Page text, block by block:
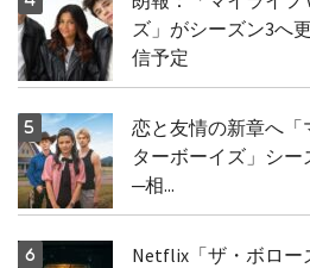
ズ」がシーズン3へ
信予定
恋と友情の新章へ
ターボーイズ」シー
─相...
Netflix「ザ・ボロー